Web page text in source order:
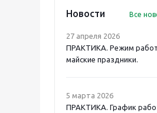
Новости Все
27 апреля 2026
ПРАКТИКА. Режим
майские праздники.
5 марта 2026
ПРАКТИКА. График